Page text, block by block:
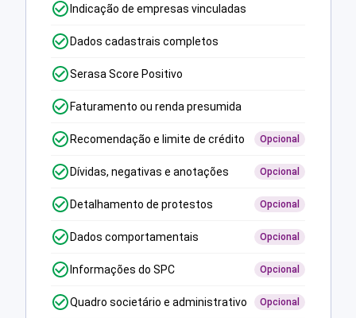
Indicação de empresas vinculadas
Dados cadastrais completos
Serasa Score Positivo
Faturamento ou renda presumida
Recomendação e limite de crédito Opcional
Dívidas, negativas e anotações Opcional
Detalhamento de protestos Opcional
Dados comportamentais Opcional
Informações do SPC Opcional
Quadro societário e administrativo Opcional